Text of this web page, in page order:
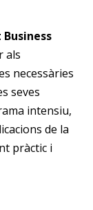
Business
als
necessàries
seves
intensiu,
de la
pràctic i